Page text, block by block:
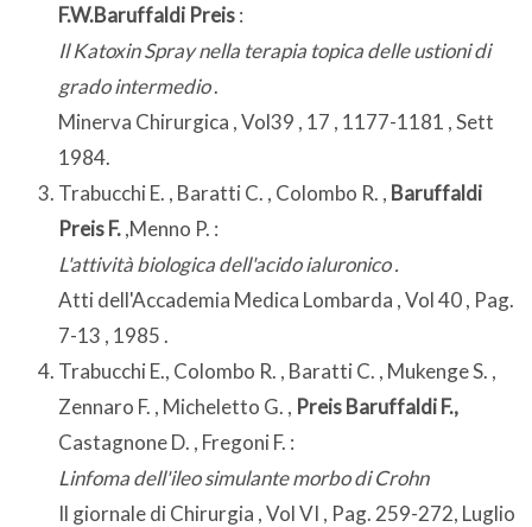
F.W.Baruffaldi Preis:
Il Katoxin Spray nella terapia topica delle ustioni di
grado intermedio.
Minerva Chirurgica , Vol39 , 17 , 1177-1181 , Sett
1984.
Trabucchi E. , Baratti C. , Colombo R. , Baruffaldi
Preis F.,Menno P. :
L'attività biologica dell'acido ialuronico .
Atti dell'Accademia Medica Lombarda , Vol 40 , Pag.
7-13 , 1985 .
Trabucchi E., Colombo R. , Baratti C. , Mukenge S. ,
Zennaro F. , Micheletto G. , Preis Baruffaldi F.,
Castagnone D. , Fregoni F. :
Linfoma dell'ileo simulante morbo di Crohn
Il giornale di Chirurgia , Vol VI , Pag. 259-272, Luglio